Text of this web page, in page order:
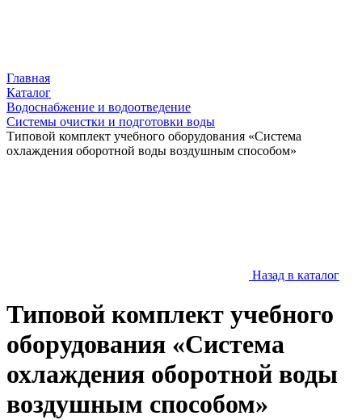
Главная
Каталог
Водоснабжение и водоотведение
Системы очистки и подготовки воды
Типовой комплект учебного оборудования «Система
охлаждения оборотной воды воздушным способом»
Назад в каталог
Типовой комплект учебного
оборудования «Система
охлаждения оборотной воды
воздушным способом»